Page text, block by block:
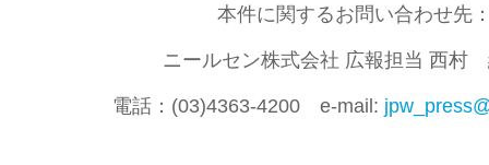
本件に関するお問い合わせ先
ニールセン株式会社 広報担当 西村
電話：(03)4363-4200 e-mail: